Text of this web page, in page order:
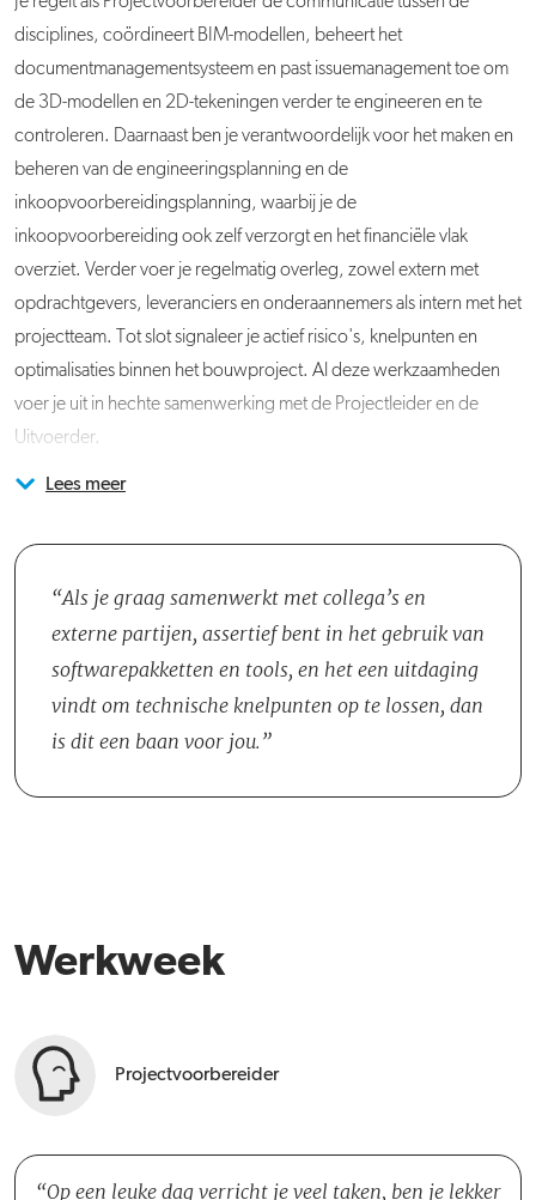
disciplines, coördineert BIM-modellen, beheert het
documentmanagementsysteem en past issuemanagement toe om
de 3D-modellen en 2D-tekeningen verder te engineeren en te
controleren. Daarnaast ben je verantwoordelijk voor het maken en
beheren van de engineeringsplanning en de
inkoopvoorbereidingsplanning, waarbij je de
inkoopvoorbereiding ook zelf verzorgt en het financiële vlak
overziet. Verder voer je regelmatig overleg, zowel extern met
opdrachtgevers, leveranciers en onderaannemers als intern met het
projectteam. Tot slot signaleer je actief risico's, knelpunten en
optimalisaties binnen het bouwproject. Al deze werkzaamheden
voer je uit in hechte samenwerking met de Projectleider en de
Uitvoerder.
Je wordt per project onderdeel van een realisatie-/projectteam,
Projectcoördinator, meerdere Werkvoorbereiders en meerdere
Uitvoerders. De grootte en samenstelling van het projectteam
hangen af van het type project, maar het contact binnen het team
verloopt altijd soepel. Je kunt makkelijk bij elkaar binnenlopen en de
je terecht bij de Hoofd Projectvoorbereider.
Acquisitie naar aanleiding van deze vacature wordt niet op prijs
Lees meer
Als je graag samenwerkt met collega’s en
externe partijen, assertief bent in het gebruik van
softwarepakketten en tools, en het een uitdaging
vindt om technische knelpunten op te lossen, dan
is dit een baan voor jou.
Werkweek
Projectvoorbereider
Op een leuke dag verricht je veel taken, ben je lekker